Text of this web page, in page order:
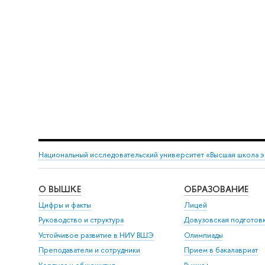
Национальный исследовательский университет «Высшая школа
О ВЫШКЕ
Цифры и факты
Руководство и структура
Устойчивое развитие в НИУ ВШЭ
Преподаватели и сотрудники
ОБРАЗОВАНИЕ
Лицей
Довузовская
Олимпиады
Прием в бакалавриат